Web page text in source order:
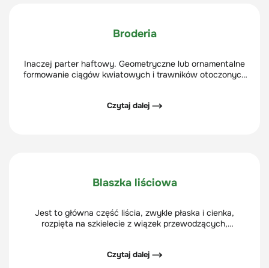
Broderia
Inaczej parter haftowy. Geometryczne lub ornamentalne
formowanie ciągów kwiatowych i trawników otoczonych
Czytaj dalej ⟶
Blaszka liściowa
Jest to główna część liścia, zwykle płaska i cienka,
rozpięta na szkielecie z wiązek przewodzących,
Czytaj dalej ⟶